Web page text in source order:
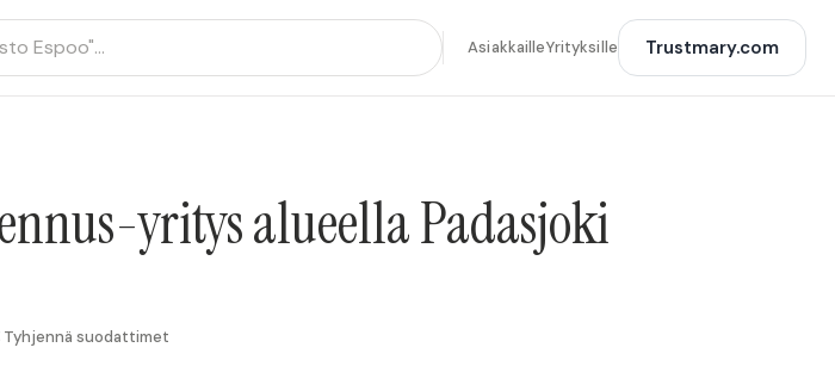
AsiakkailleYrityksille Trustmary.com
yritys alueella Padasjoki
Tyhjennä suodattimet